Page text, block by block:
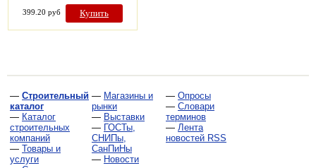
399.20 руб Купить
— Строительный
каталог
— Каталог
строительных
компаний
— Товары и
услуги
— Магазины и
рынки
— Выставки
— ГОСТы,
СНИПы,
СанПиНы
— Новости
— Опросы
— Словари
терминов
— Лента
новостей RSS